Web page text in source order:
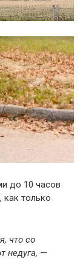
до 10 часов
как только
что со
недуга, —